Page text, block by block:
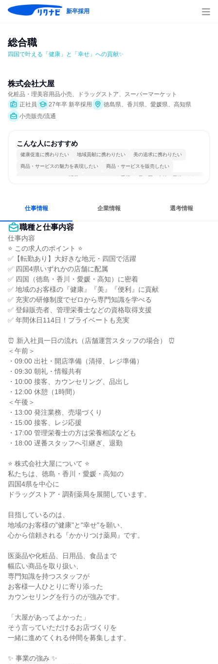
新卒採用
総合職
四国で叶える「健康」と「幸せ」への貢献✨
株式会社大屋
化粧品・理美容用品小売、ドラッグストア、スーパーマーケット
正社員
27年卒 新卒採用
徳島県、香川県、愛媛県、高知県
小売販売/流通
こんな人におすすめ
健康促進に携わりたい 地域貢献に携わりたい 美の追求に携わりたい
商品・サービスの魅力を表現したい 商品・サービスを販売したい
コミュニケーションが活発 チームワークを重視 長く同じ会社に居続けられる
仕事情報 企業情報 選考情報
職種と仕事内容
仕事内容
⭐ この求人のポイント ⭐
✅【転勤あり】大好きな地元・四国で活躍
✅ 四国4県いずれかの店舗に配属
✅ 四国（徳島・香川・愛媛・高知）に密着
✅ 地域のお客様の『健康』『美』『便利』に貢献
✅ 充実の研修制度でゼロから専門知識を学べる
✅ 登録販売者、管理栄養士などの資格取得支援
✅ 年間休日114日！プライベートも充実
⏰ 新入社員一日の流れ（店舗運営スタッフの場合） ⏰
＜午前＞
・09:00 出社・開店準備（清掃、レジ準備）
・09:30 朝礼・情報共有
・10:00 接客、カウンセリング、品出し
・12:00 休憩（1時間）
＜午後＞
・13:00 発注業務、売場づくり
・15:00 接客、レジ応援
・17:00 管理栄養士の方は栄養相談なども
・18:00 遅番スタッフへ引継ぎ、退勤
⭐ 株式会社大屋について ⭐
私たちは、徳島・香川・愛媛・高知の
四国4県を中心に
ドラッグストア・調剤薬局を展開しています。
目指しているのは、
地域のお客様の"健康"と"幸せ"を願い、
心から信頼される『かかりつけ薬局』です。
医薬品や化粧品、日用品、食品まで
幅広い商品を取り扱い、
専門知識を持つスタッフが
お客様一人ひとりに寄り添った
カウンセリングを行うのが強みです。
「大屋があってよかった」
そう言っていただけるお店づくりを
一緒に進めてくれる仲間を募集します。
✨ 事業の強み ✨